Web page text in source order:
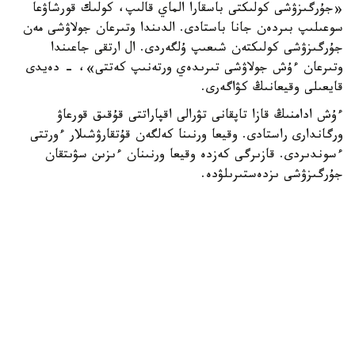
«جۇرگىزۋشى كولىكتى باسقارا الماي قالىپ، كولىك قورشاۋعا
سوعىلىپ بىردەن جانا باستادى. الدىندا وتىرعان جولاۋشى مەن
جۇرگىزۋشى كولىكتەن شىعىپ ۇلگەردى. ال ارتقى جاعىندا
وتىرعان ءۇش جولاۋشى تىرىدەي ورتەنىپ كەتتى»، - دەيدى
قايعىلى وقيعانىڭ كۋاگەرى.
ءۇش ادامنىڭ قازا تاپقانى تۋرالى اقپاراتتى قۇقىق قورعاۋ
ورگاندارى راستادى. وقيعا ورنىنا كەلگەن قۇتقارۋشىلار ءورتتى
ءسوندىردى. قازىرگى كەزدە وقيعا ورنىنان ءىزىن سۋىتقان
جۇرگىزۋشى ىزدەستىرىلۋدە.